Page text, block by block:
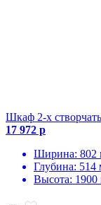
Шкаф 2-х
17 972 р
Ширина: 802
Глубина: 514
Высота: